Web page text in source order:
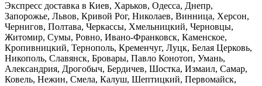
Экспресс доставка в Киев, Харьков, Одесса, Днепр,
Запорожье, Львов, Кривой Рог, Николаев, Винница, Херсон,
Чернигов, Полтава, Черкассы, Хмельницкий, Черновцы,
Житомир, Сумы, Ровно, Ивано-Франковск, Каменское,
Кропивницкий, Тернополь, Кременчуг, Луцк, Белая Церковь,
Никополь, Славянск, Бровары, Павло Конотоп, Умань,
Александрия, Дрогобыч, Бердичев, Шостка, Измаил, Самар,
Ковель, Нежин, Смела, Калуш, Шептицкий, Первомайск,